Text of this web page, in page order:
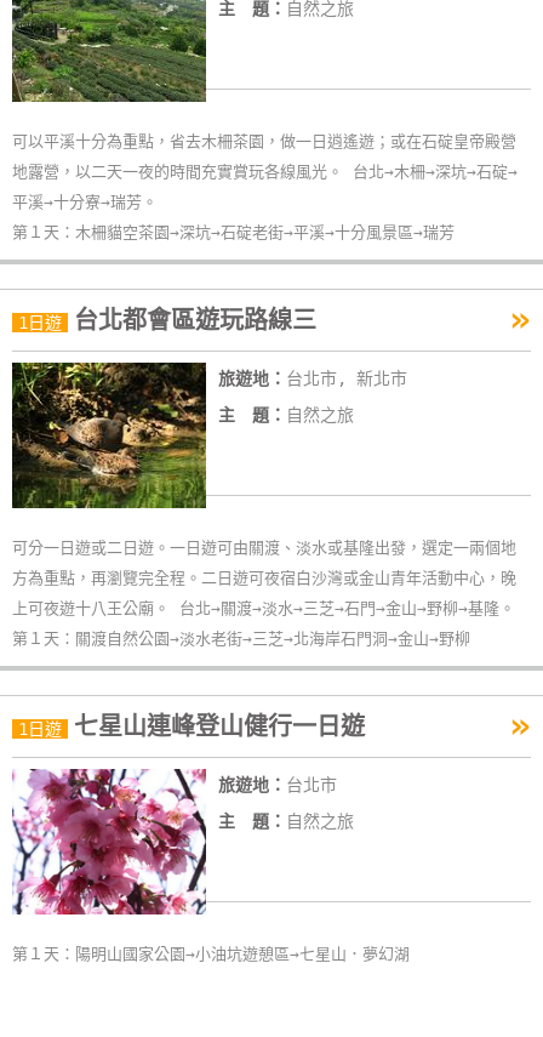
玩
樂
圖
顧
客
服
務
顧
客
滿
意
度
訂
單
管
理
員
帳
戶
客
服
主 題： 自然之旅
可以平溪十分為重點，省去木柵茶園，做一日逍遙遊；或在石碇皇帝殿營
地露營，以二天一夜的時間充實賞玩各線風光。 台北→木柵→深坑→石碇→
平溪→十分寮→瑞芳。
第１天：木柵貓空茶園→深坑→石碇老街→平溪→十分風景區→瑞芳
1日遊 台北都會區遊玩路線三 »
旅遊地： 台北市, 新北市
主 題： 自然之旅
可分一日遊或二日遊。一日遊可由關渡、淡水或基隆出發，選定一兩個地
方為重點，再瀏覽完全程。二日遊可夜宿白沙灣或金山青年活動中心，晚
上可夜遊十八王公廟。 台北→關渡→淡水→三芝→石門→金山→野柳→基隆。
第１天：關渡自然公園→淡水老街→三芝→北海岸石門洞→金山→野柳
1日遊 七星山連峰登山健行一日遊 »
旅遊地： 台北市
主 題： 自然之旅
第１天：陽明山國家公園→小油坑遊憩區→七星山．夢幻湖